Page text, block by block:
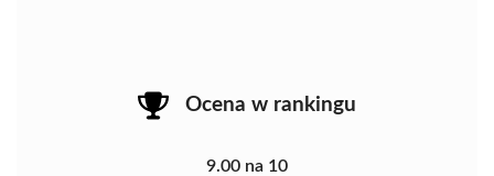
Ocena w rankingu
9.00 na 10